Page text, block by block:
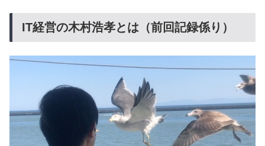
IT経営の木村浩孝とは（前回記録係り）